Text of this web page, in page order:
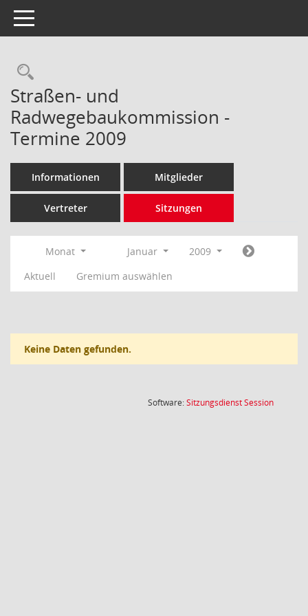
Toggle navigation
Rechercheauswahl
Straßen- und
Radwegebaukommission -
Termine 2009
Informationen Mitglieder
Vertreter Sitzungen
Monat Januar
2009
Aktuell
Gremium auswählen
Keine Daten gefunden.
Software:SitzungsdienstSession(Wird in